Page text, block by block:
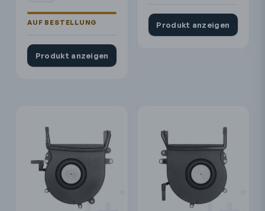
Produkt anzeigen
Produkt anzeigen